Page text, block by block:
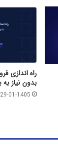
راه اندازی
بدون نیاز
29-01-1405